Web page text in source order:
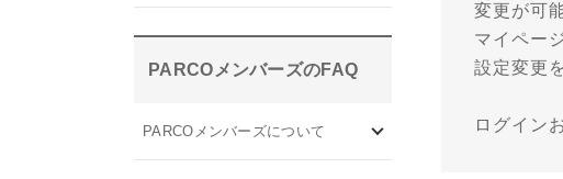
PARCOメンバーズのFAQ
PARCOメンバーズについて
変更が可
マイペー
設定変更
ログイン